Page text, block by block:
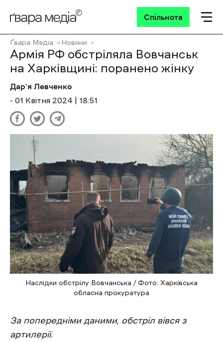
Спільнота
Ґвара Медіа Новини
Армія РФ обстріляла Вовчанськ
на Харківщині: поранено жінку
Дар'я Левченко
- 01 Квітня 2024 | 18:51
Наслідки обстрілу Вовчанська / Фото: Харківська
обласна прокуратура
За попередніми даними, обстріл вівся з
артилерії.